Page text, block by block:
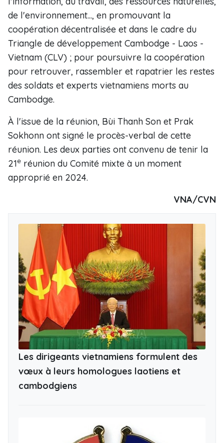
de l'environnement..., en promouvant la
coopération décentralisée et dans le cadre du
Triangle de développement Cambodge - Laos -
Vietnam (CLV) ; pour poursuivre la coopération
pour retrouver, rassembler et rapatrier les restes
des soldats et experts vietnamiens morts au
Cambodge.
À l'issue de la réunion, Bùi Thanh Son et Prak
Sokhonn ont signé le procès-verbal de cette
réunion. Les deux parties ont convenu de tenir la
21e réunion du Comité mixte à un moment
approprié en 2024.
VNA/CVN
Les dirigeants vietnamiens formulent des
vœux à leurs homologues laotiens et
cambodgiens